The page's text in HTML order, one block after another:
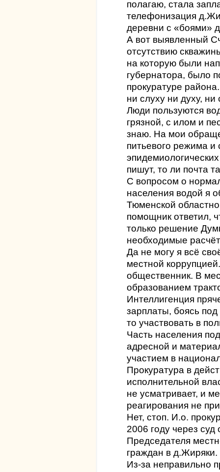
полагаю, стала
телефонизация
деревни с «боями»
А вот выявленный
отсутствию
на которую были
губернатора, было
прокуратуре
ни слуху ни духу,
Люди пользуются
грязной, с илом и
знаю. На мои
питьевого режима
пишут, то ли почта
С вопросом о
населения водой я
Тюменской
помощник ответил,
только решение
необходимые
Да не могу я всё
местной
общественник. В
образованием
Интеллигенция
зарплаты, боясь под
то участвовать в
Часть населения
адресной и
участием в
Прокуратура в
исполнительной
не усматривает, и
реагирования не
Нет, стоп. И.о.
2006 году через
Председателя
граждан в д.Жиряки.
Из-за неправильно